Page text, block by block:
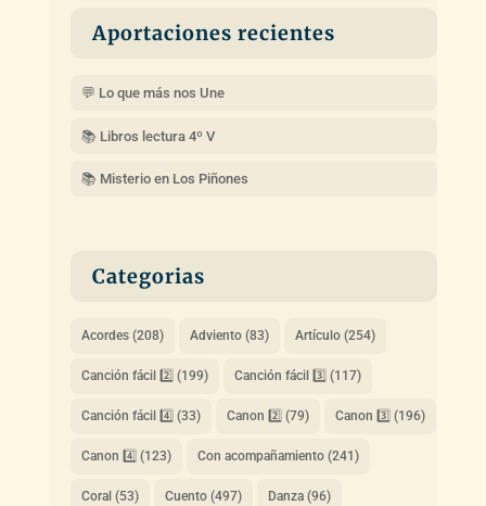
Aportaciones recientes
💬 Lo que más nos Une
📚 Libros lectura 4º V
📚 Misterio en Los Piñones
Categorias
Acordes(208) Adviento(83) Artículo(254)
Canción fácil 2️⃣ (199) Canción fácil 3️⃣ (117)
Canción fácil 4️⃣ (33) Canon 2️⃣ (79) Canon 3️⃣ (196)
Canon 4️⃣ (123) Con acompañamiento(241)
Coral (53) Cuento(497) Danza(96)